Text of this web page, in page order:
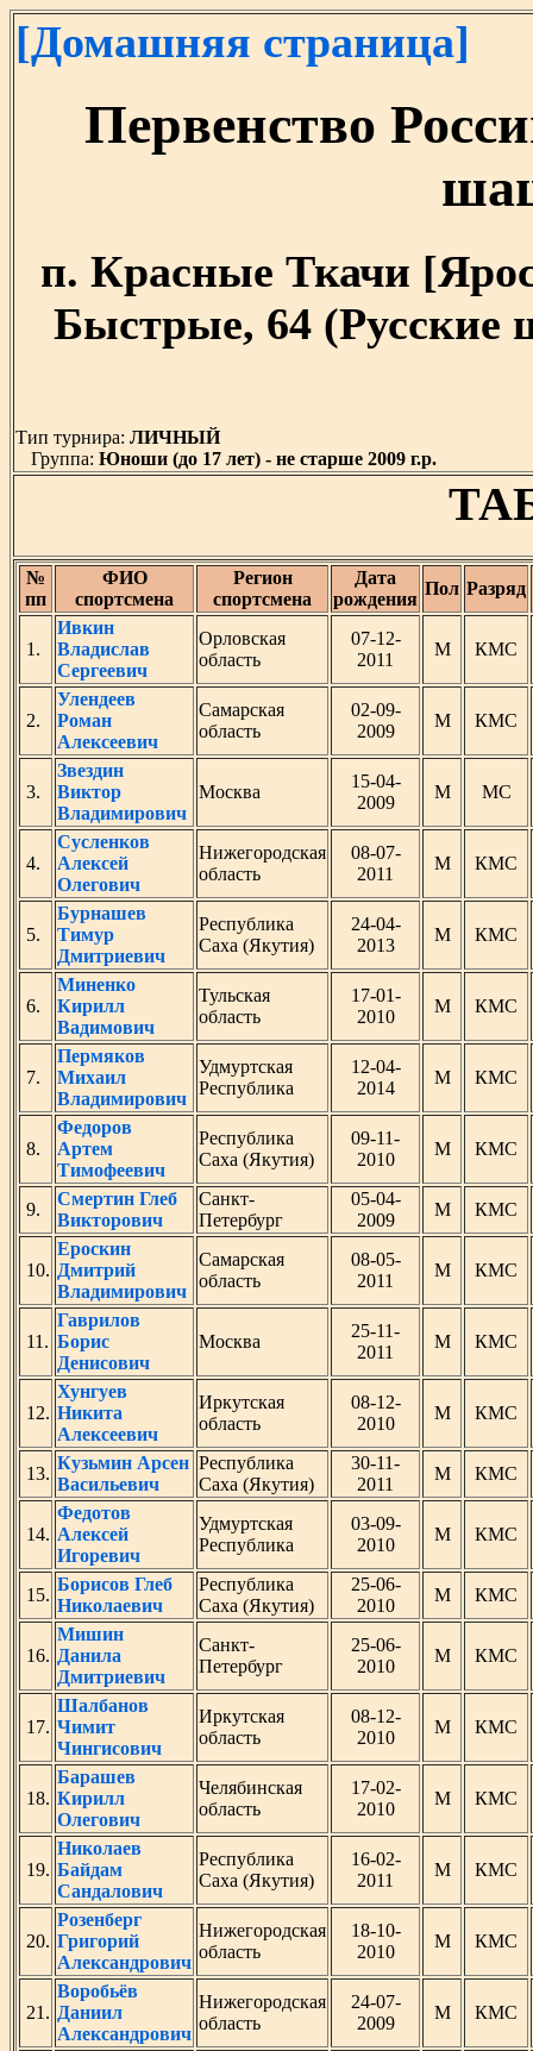
[Домашняя страница]
Первенство
п. Красные Ткачи
Быстрые, 64
Тип турнира: ЛИЧНЫЙ
Группа: Юноши (до 17 лет) - не старше 2009 г.р.
№
пп
ФИО
спортсмена
Регион
спортсмена
Дата
рождения
Пол Разряд
1.
Ивкин
Владислав
Сергеевич
Орловская
область
07-12-
2011
М КМС
2.
Улендеев
Роман
Алексеевич
Самарская
область
02-09-
2009
М КМС
3.
Звездин
Виктор
Владимирович
Москва
15-04-
2009
М МС
4.
Сусленков
Алексей
Олегович
Нижегородская
область
08-07-
2011
М КМС
5.
Бурнашев
Тимур
Дмитриевич
Республика
Саха (Якутия)
24-04-
2013
М КМС
6.
Миненко
Кирилл
Вадимович
Тульская
область
17-01-
2010
М КМС
7.
Пермяков
Михаил
Владимирович
Удмуртская
Республика
12-04-
2014
М КМС
8.
Федоров
Артем
Тимофеевич
Республика
Саха (Якутия)
09-11-
2010
М КМС
9.
Смертин Глеб
Викторович
Санкт-
Петербург
05-04-
2009
М КМС
10.
Ероскин
Дмитрий
Владимирович
Самарская
область
08-05-
2011
М КМС
11.
Гаврилов
Борис
Денисович
Москва
25-11-
2011
М КМС
12.
Хунгуев
Никита
Алексеевич
Иркутская
область
08-12-
2010
М КМС
13.
Кузьмин Арсен
Васильевич
Республика
Саха (Якутия)
30-11-
2011
М КМС
14.
Федотов
Алексей
Игоревич
Удмуртская
Республика
03-09-
2010
М КМС
15.
Борисов Глеб
Николаевич
Республика
Саха (Якутия)
25-06-
2010
М КМС
16.
Мишин
Данила
Дмитриевич
Санкт-
Петербург
25-06-
2010
М КМС
17.
Шалбанов
Чимит
Чингисович
Иркутская
область
08-12-
2010
М КМС
18.
Барашев
Кирилл
Олегович
Челябинская
область
17-02-
2010
М КМС
19.
Николаев
Байдам
Сандалович
Республика
Саха (Якутия)
16-02-
2011
М КМС
20.
Розенберг
Григорий
Александрович
Нижегородская
область
18-10-
2010
М КМС
21.
Воробьёв
Даниил
Александрович
Нижегородская
область
24-07-
2009
М КМС